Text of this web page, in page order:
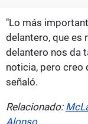
"Lo más
delantero, que es
delantero nos da
noticia, pero creo
señaló.
Relacionado:
Alonso